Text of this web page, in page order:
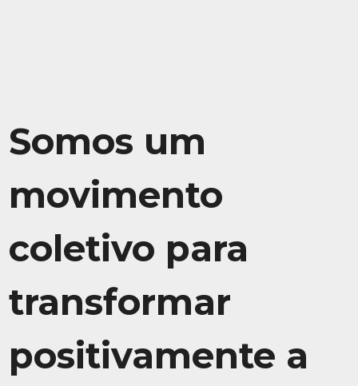
Somos um
movimento
coletivo para
transformar
positivamente a